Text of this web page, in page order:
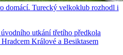
domácí. Turecký velkoklub rozhodl i
utkání třetího předkola
Králové a Besiktasem